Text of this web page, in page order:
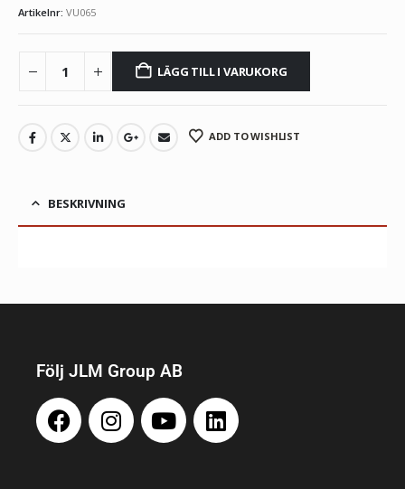
Artikelnr: VU065
LÄGG TILL I VARUKORG
ADD TO WISHLIST
BESKRIVNING
Följ JLM Group AB